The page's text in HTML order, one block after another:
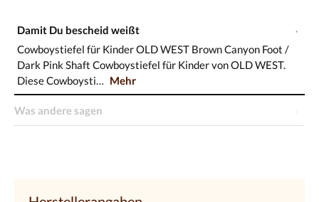
Damit Du bescheid weißt
Cowboystiefel für Kinder OLD WEST Brown Canyon Foot /
Dark Pink Shaft Cowboystiefel für Kinder von OLD WEST.
Diese Cowboysti…
Mehr
Was andere sagen